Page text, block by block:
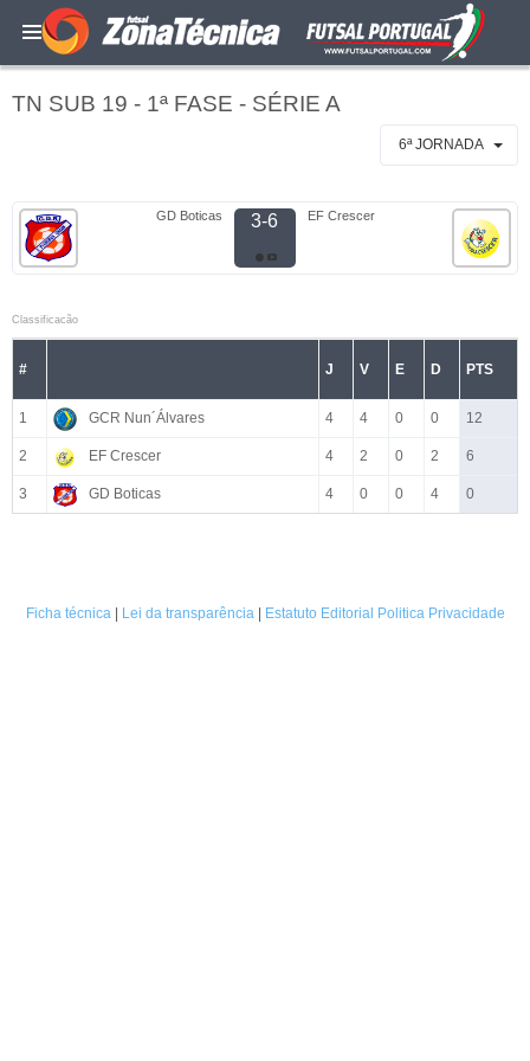
TN SUB 19 - 1ª FASE - SÉRIE A
6ª JORNADA
GD Boticas 3-6 EF Crescer
Classificacão
# J V E D PTS
1 GCR Nun´Álvares 4 4 0 0 12
2 EF Crescer 4 2 0 2 6
3 GD Boticas 4 0 0 4 0
Ficha técnica| Lei da transparência| Estatuto Editorial Politica Privacidade